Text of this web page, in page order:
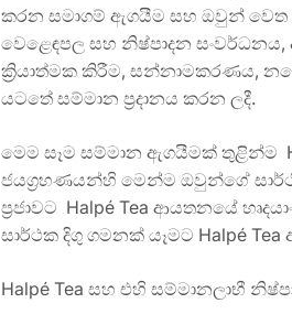
කරන සමාගම් ඇගයීම සහ ඔවුන් වෙත
වෙළෙඳපල සහ නිෂ්පාදන
ක්‍රියාත්මක කිරීම, සන්නාමකරණය,
යටතේ සම්මාන ප්‍රදානය කරන ලදී.
මෙම සෑම සම්මාන ඇගයීමක් තුළින්ම
ජයග්‍රහණයන්හි මෙන්ම ඔවුන්ගේ
ප්‍රජාවට Halpé Tea ආයතනයේ
සාර්ථක දිගු ගමනක් යෑමට Halpé
Halpé Tea සහ එහි සම්මානලාභී